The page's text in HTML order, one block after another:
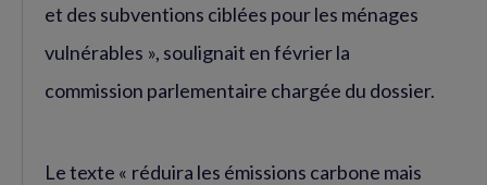
et des subventions ciblées pour les ménages
vulnérables », soulignait en février la
commission parlementaire chargée du dossier.
Le texte « réduira les émissions carbone mais